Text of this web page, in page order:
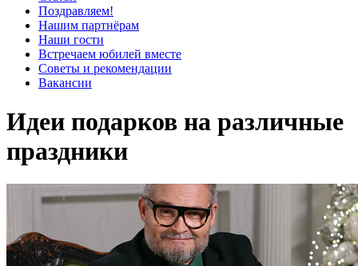
Поздравляем!
Нашим партнёрам
Наши гости
Встречаем юбилей вместе
Советы и рекомендации
Вакансии
Идеи подарков на различные
праздники